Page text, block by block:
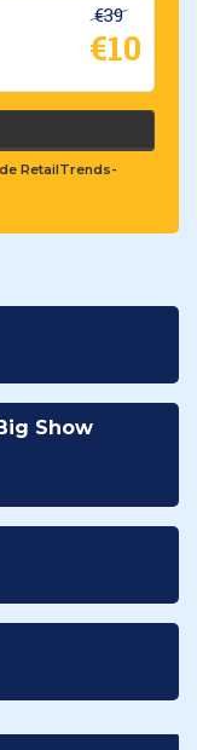
€39
€10
RetailTrends-
Show